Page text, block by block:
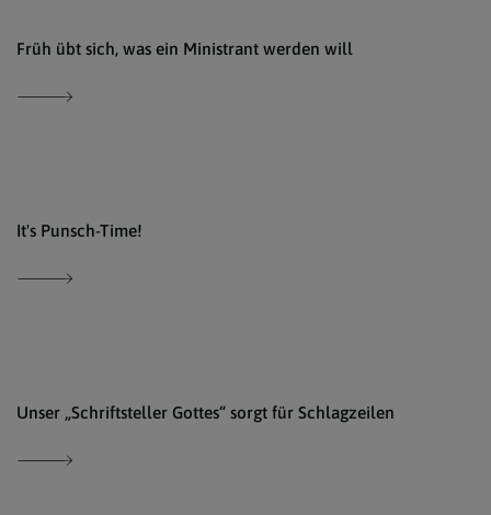
Früh übt sich, was ein Ministrant werden will
It's Punsch-Time!
Unser „Schriftsteller Gottes“ sorgt für Schlagzeilen